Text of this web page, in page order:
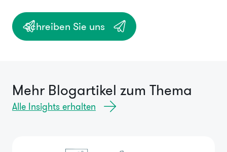
Schreiben Sie uns
Mehr Blogartikel zum Thema
Alle Insights erhalten